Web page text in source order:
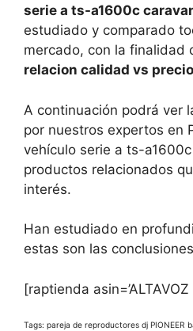
serie a ts-a1600c
estudiado y comparado
mercado, con la finalidad
relacion calidad vs
A continuación podrá ver
por nuestros expertos en
vehículo serie a ts-
productos relacionados
interés.
Han estudiado en
estas son las
[raptienda asin=’ALTAVOZ
Tags: pareja de reproductores dj PIONEER